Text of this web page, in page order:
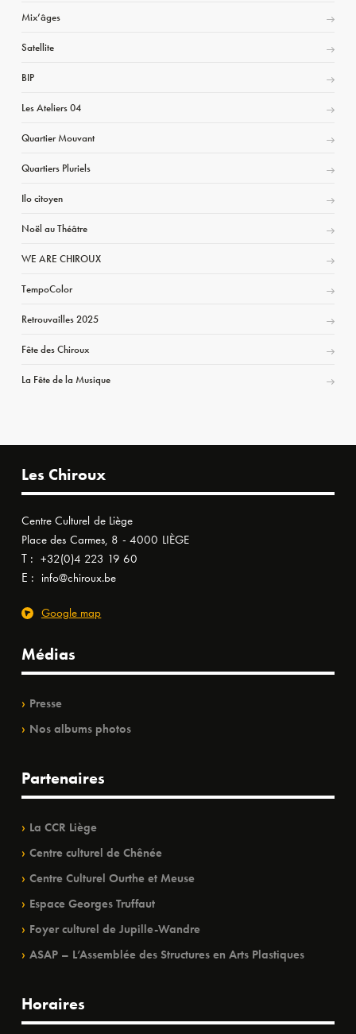
Mix’âges
Satellite
BIP
Les Ateliers 04
Quartier Mouvant
Quartiers Pluriels
Ilo citoyen
Noël au Théâtre
WE ARE CHIROUX
TempoColor
Retrouvailles 2025
Fête des Chiroux
La Fête de la Musique
Les Chiroux
Centre Culturel de Liège
Place des Carmes, 8 - 4000 LIÈGE
T : +32(0)4 223 19 60
E : info@chiroux.be
Google map
Médias
Presse
Nos albums photos
Partenaires
La CCR Liège
Centre culturel de Chênée
Centre Culturel Ourthe et Meuse
Espace Georges Truffaut
Foyer culturel de Jupille-Wandre
ASAP – L’Assemblée des Structures en Arts Plastiques
Horaires